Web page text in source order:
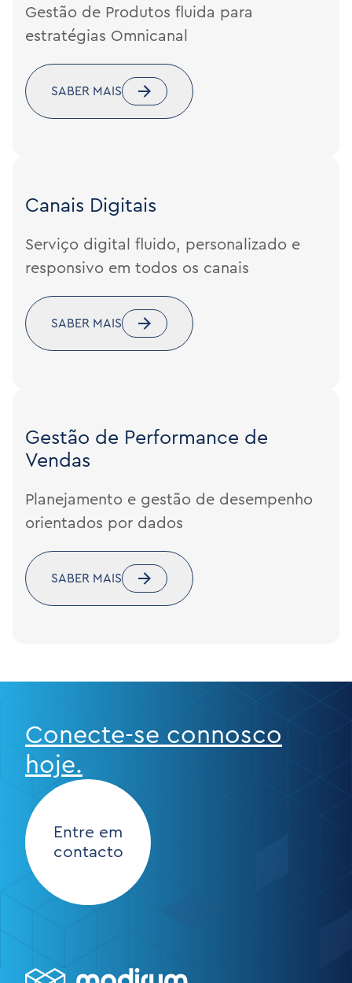
Gestão de Produtos fluida para
estratégias Omnicanal
SABER MAIS
Canais Digitais
Serviço digital fluido, personalizado e
responsivo em todos os canais
SABER MAIS
Gestão de Performance de
Vendas
Planejamento e gestão de desempenho
orientados por dados
SABER MAIS
Conecte-se connosco
hoje.
Entre em
contacto